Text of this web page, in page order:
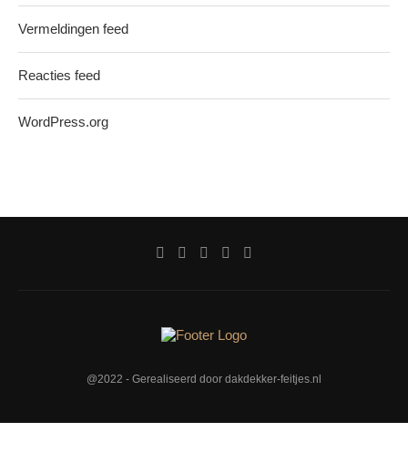
Vermeldingen feed
Reacties feed
WordPress.org
@2022 - Gerealiseerd door dakdekker-feitjes.nl